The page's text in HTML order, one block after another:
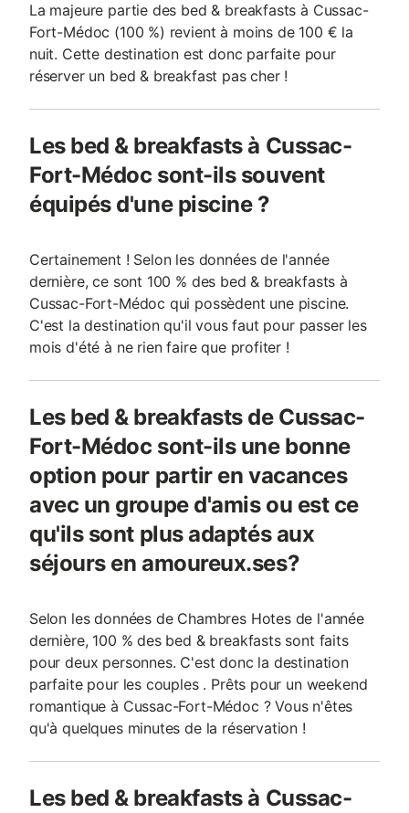
La majeure partie des bed & breakfasts à Cussac-
Fort-Médoc (100 %) revient à moins de 100 € la
nuit. Cette destination est donc parfaite pour
réserver un bed & breakfast pas cher !
Les bed & breakfasts à Cussac-
Fort-Médoc sont-ils souvent
équipés d'une piscine ?
Certainement ! Selon les données de l'année
dernière, ce sont 100 % des bed & breakfasts à
Cussac-Fort-Médoc qui possèdent une piscine.
C'est la destination qu'il vous faut pour passer les
mois d'été à ne rien faire que profiter !
Les bed & breakfasts de Cussac-
Fort-Médoc sont-ils une bonne
option pour partir en vacances
avec un groupe d'amis ou est ce
qu'ils sont plus adaptés aux
séjours en amoureux.ses?
Selon les données de Chambres Hotes de l'année
dernière, 100 % des bed & breakfasts sont faits
pour deux personnes. C'est donc la destination
parfaite pour les couples . Prêts pour un weekend
romantique à Cussac-Fort-Médoc ? Vous n'êtes
qu'à quelques minutes de la réservation !
Les bed & breakfasts à Cussac-